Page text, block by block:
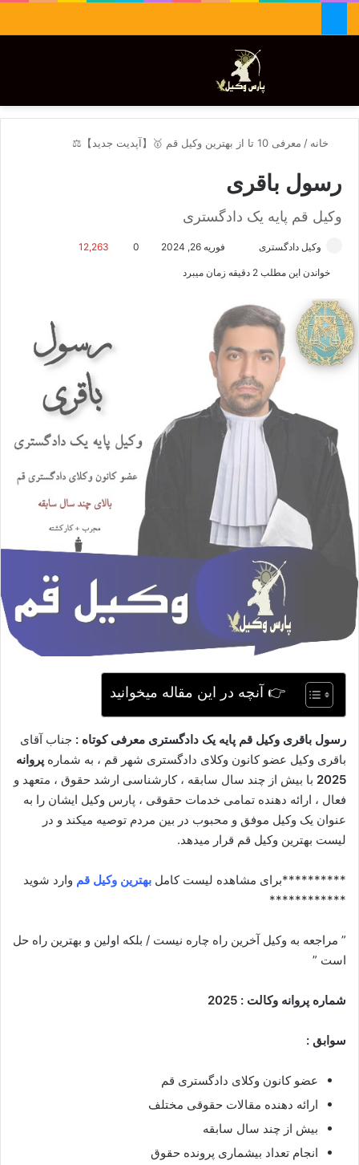
تغییر پوسته
خانه / معرفی 10 تا از بهترین وکیل قم 🥇【آپدیت جدید】⚖️
رسول باقری
وکیل قم پایه یک دادگستری
وکیل دادگستری
ا
ل
م
ی
ل
فوریه 26, 2024 0
12,263
خواندن این مطلب 2 دقیقه زمان میبرد
👉 آنچه در این مقاله میخوانید
رسول باقری وکیل قم پایه یک دادگستری معرفی کوتاه : جناب آقای
باقری وکیل عضو کانون وکلای دادگستری شهر قم ، به شماره پروانه
2025 با بیش از چند سال سابقه ، کارشناسی ارشد حقوق ، متعهد و
فعال ، ارائه دهنده تمامی خدمات حقوقی ، پارس وکیل ایشان را به
عنوان یک وکیل موفق و محبوب در بین مردم توصیه میکند و در
لیست بهترین وکیل قم قرار میدهد.
**********برای مشاهده لیست کامل بهترین وکیل قم وارد شوید
************
” مراجعه به وکیل آخرین راه چاره نیست / بلکه اولین و بهترین راه حل
است ”
شماره پروانه وکالت : 2025
سوابق :
عضو کانون وکلای دادگستری قم
ارائه دهنده مقالات حقوقی مختلف
بیش از چند سال سابقه
انجام تعداد بیشماری پرونده حقوق